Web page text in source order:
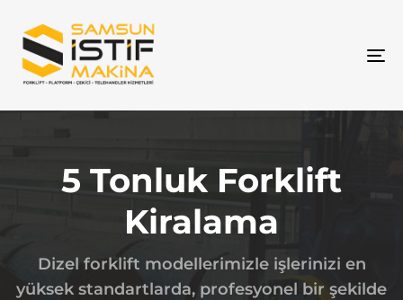
5 Tonluk Forklift
Kiralama
Dizel forklift modellerimizle işlerinizi en
yüksek standartlarda, profesyonel bir şekilde